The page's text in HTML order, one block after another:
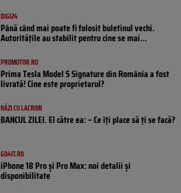
DIGI24
Până când mai poate fi folosit buletinul vechi.
Autoritățile au stabilit pentru cine se mai...
PROMOTOR.RO
Prima Tesla Model S Signature din România a fost
livrată! Cine este proprietarul?
RÂZI CU LACRIMI
BANCUL ZILEI. El către ea: – Ce îți place să ți se facă?
GO4IT.RO
iPhone 18 Pro și Pro Max: noi detalii și
disponibilitate